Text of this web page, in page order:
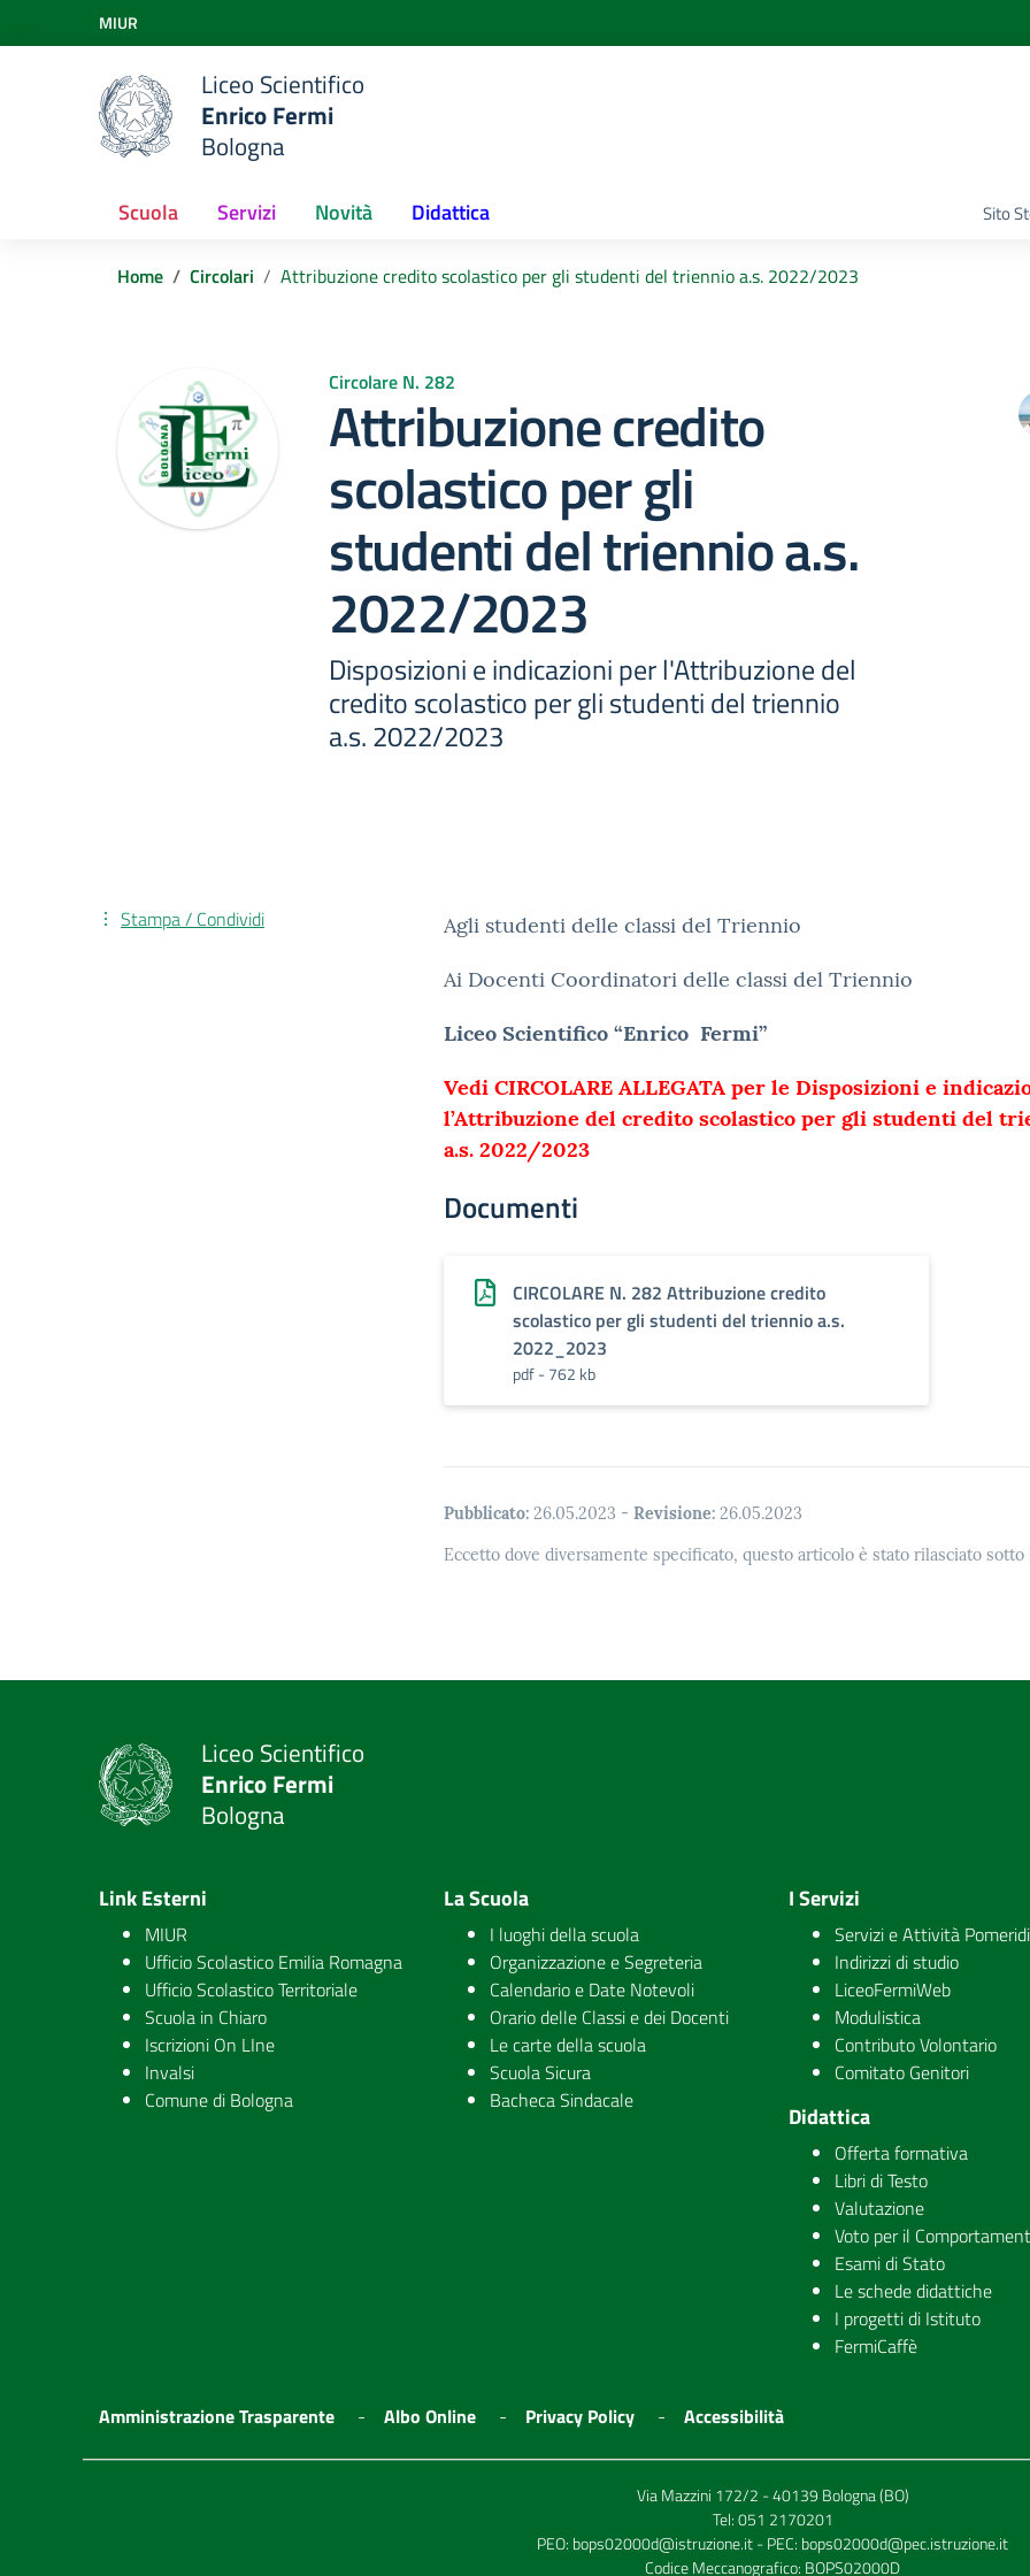
Vai ai contenuti
Vai al menu di navigazione
Vai al footer
MIUR
Liceo Scientifico
Enrico Fermi
Bologna
Sito
Scuola Servizi Novità Didattica
Home Circolari Attribuzione credito scolastico per gli studenti del triennio a.s. 2022/2023
Circolare N. 282
Attribuzione credito
scolastico per gli
studenti del triennio a.s.
2022/2023
Disposizioni e indicazioni per l'Attribuzione del
credito scolastico per gli studenti del triennio
a.s. 2022/2023
Agli studenti delle classi del Triennio
Ai Docenti Coordinatori delle classi del Triennio
Liceo Scientifico “Enrico Fermi”
Vedi CIRCOLARE ALLEGATA per le Disposizioni e
l’Attribuzione del credito scolastico per gli studenti del
a.s. 2022/2023
Documenti
CIRCOLARE N. 282 Attribuzione credito
scolastico per gli studenti del triennio a.s.
2022_2023
pdf - 762 kb
Pubblicato: 26.05.2023 - Revisione: 26.05.2023
Eccetto dove diversamente specificato, questo articolo è stato rilasciato
Stampa / Condividi
Liceo Scientifico
Enrico Fermi
Bologna
Link Esterni
MIUR
Ufficio Scolastico Emilia Romagna
Ufficio Scolastico Territoriale
Scuola in Chiaro
Iscrizioni On LIne
Invalsi
Comune di Bologna
La Scuola
I luoghi della scuola
Organizzazione e Segreteria
Calendario e Date Notevoli
Orario delle Classi e dei Docenti
Le carte della scuola
Scuola Sicura
Bacheca Sindacale
I Servizi
Servizi e Attività
Indirizzi di studio
LiceoFermiWeb
Modulistica
Contributo Volontario
Comitato Genitori
Didattica
Offerta formativa
Libri di Testo
Valutazione
Voto per il
Esami di Stato
Le schede didattiche
I progetti di Istituto
FermiCaffè
Amministrazione Trasparente Albo Online Privacy Policy Accessibilità
Via Mazzini 172/2 - 40139 Bologna (BO)
Tel:051 2170201
PEO: bops02000d@istruzione.it- PEC: bops02000d@pec.istruzione.it
Codice Meccanografico: BOPS02000D